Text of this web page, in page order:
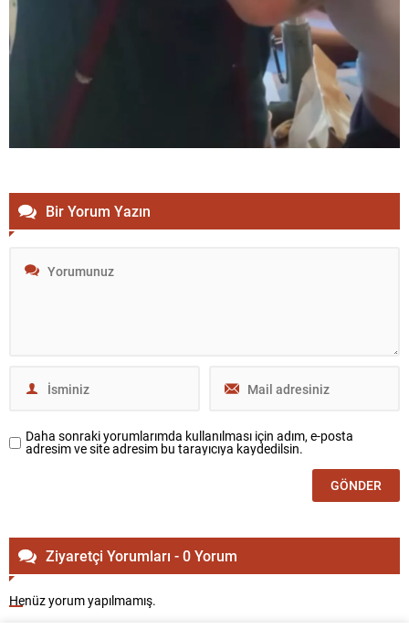
Bir Yorum Yazın
Daha sonraki yorumlarımda kullanılması için adım, e-posta
adresim ve site adresim bu tarayıcıya kaydedilsin.
Ziyaretçi Yorumları - 0 Yorum
Henüz yorum yapılmamış.